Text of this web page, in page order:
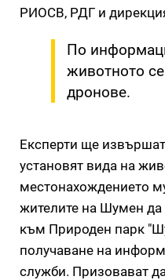
РИОСВ, РДГ и
По
животното
дронове.
Експерти ще
установят вида на
местонахождението
жителите на Шумен да
към Природен парк
получаване на
служби. Призовават